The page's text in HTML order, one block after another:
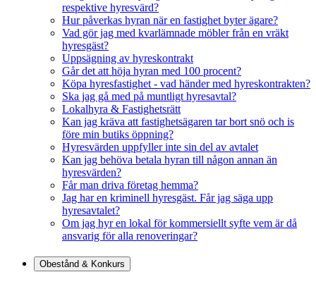
respektive hyresvärd?
Hur påverkas hyran när en fastighet byter ägare?
Vad gör jag med kvarlämnade möbler från en vräkt
hyresgäst?
Uppsägning av hyreskontrakt
Går det att höja hyran med 100 procent?
Köpa hyresfastighet - vad händer med hyreskontrakten?
Ska jag gå med på muntligt hyresavtal?
Lokalhyra & Fastighetsrätt
Kan jag kräva att fastighetsägaren tar bort snö och is
före min butiks öppning?
Hyresvärden uppfyller inte sin del av avtalet
Kan jag behöva betala hyran till någon annan än
hyresvärden?
Får man driva företag hemma?
Jag har en kriminell hyresgäst. Får jag säga upp
hyresavtalet?
Om jag hyr en lokal för kommersiellt syfte vem är då
ansvarig för alla renoveringar?
Obestånd & Konkurs